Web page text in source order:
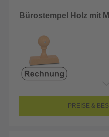
Bürostempel Holz mit
PREISE &